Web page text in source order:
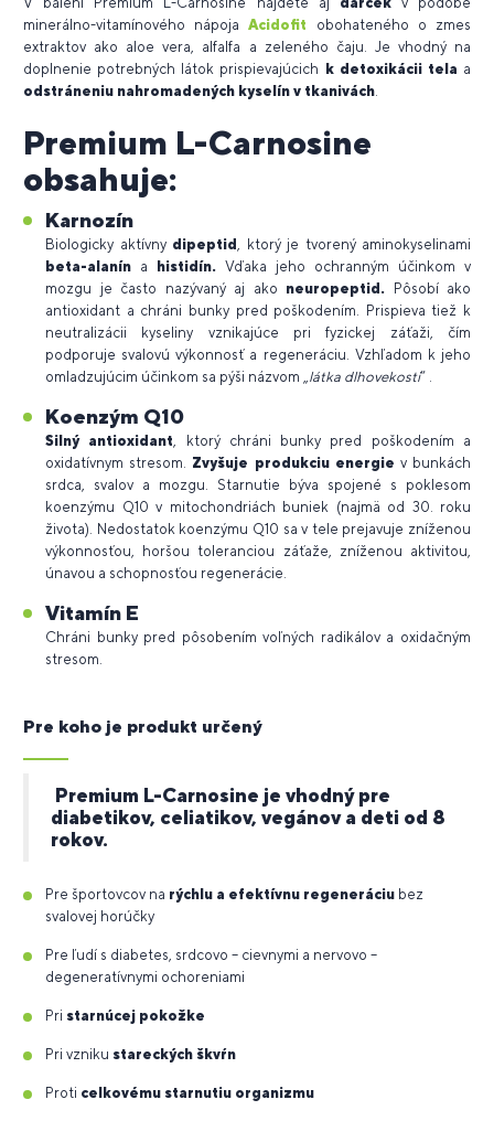
minerálno-vitamínového nápojaAcidofit obohateného o zmes
extraktov ako aloe vera, alfalfa a zeleného čaju. Je vhodný na
doplnenie potrebných látok prispievajúcich
k detoxikácii tela a
odstráneniu nahromadených kyselín v tkanivách
Premium L-Carnosine
obsahuje:
Karnozín
Biologicky aktívny dipeptid
, ktorý je tvorený aminokyselinami
beta-alanín a histidín. Vďaka jeho ochranným účinkom v
mozgu je často nazývaný aj ako neuropeptid.
Pôsobí ako
antioxidant a chráni bunky pred poškodením. Prispieva tiež k
neutralizácii kyseliny vznikajúce pri fyzickej záťaži, čím
podporuje svalovú výkonnosť a regeneráciu. Vzhľadom k jeho
omladzujúcim účinkom sa pýši názvom „ látka dlhovekosti“ .
Koenzým Q10
Silný antioxidant , ktorý chráni bunky pred poškodením a
oxidatívnym stresom. Zvyšuje produkciu energie v bunkách
srdca, svalov a mozgu. Starnutie býva spojené s poklesom
koenzýmu Q10 v mitochondriách buniek (najmä od 30. roku
života). Nedostatok koenzýmu Q10 sa v tele prejavuje zníženou
výkonnosťou, horšou toleranciou záťaže, zníženou aktivitou,
únavou a schopnosťou regenerácie.
Vitamín E
Chráni bunky pred pôsobením voľných radikálov a oxidačným
stresom.
Pre koho je produkt určený
Premium L-Carnosine je vhodný pre
diabetikov, celiatikov, vegánov a deti od 8
rokov.
Pre športovcov na rýchlu a efektívnu regeneráciu bez
svalovej horúčky
Pre ľudí s diabetes, srdcovo – cievnymi a nervovo –
degeneratívnymi ochoreniami
Pri starnúcej pokožke
Pri vzniku stareckých škvŕn
Proti celkovému starnutiu organizmu